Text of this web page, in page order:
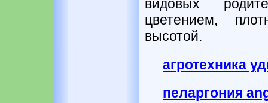
видовых
цветением,
высотой.
агротехника
пеларгония